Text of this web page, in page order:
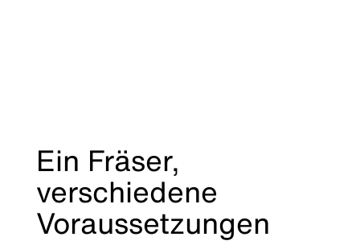
Ein Fräser,
verschiedene
Voraussetzungen